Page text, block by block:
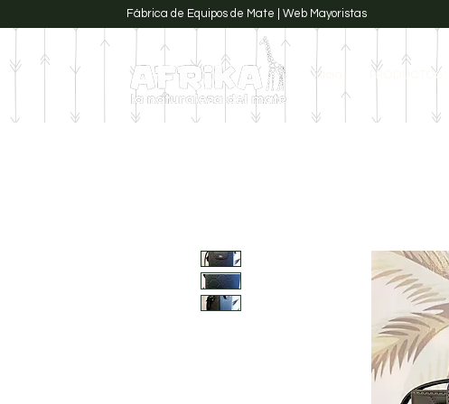
Fábrica de Equipos de Mate | Web Mayoristas
Inicio PRODUCTOS